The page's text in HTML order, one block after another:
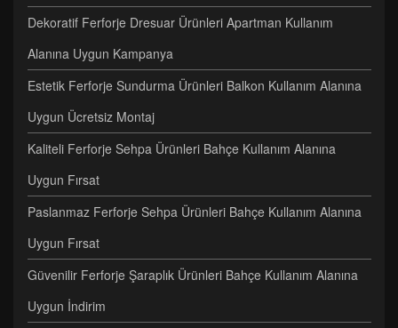
Dekoratif Ferforje Dresuar Ürünleri Apartman Kullanım
Alanına Uygun Kampanya
Estetik Ferforje Sundurma Ürünleri Balkon Kullanım Alanına
Uygun Ücretsiz Montaj
Kaliteli Ferforje Sehpa Ürünleri Bahçe Kullanım Alanına
Uygun Fırsat
Paslanmaz Ferforje Sehpa Ürünleri Bahçe Kullanım Alanına
Uygun Fırsat
Güvenilir Ferforje Şaraplık Ürünleri Bahçe Kullanım Alanına
Uygun İndirim